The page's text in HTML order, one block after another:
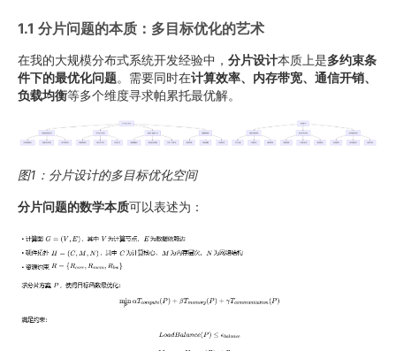
1.1 分片问题的本质：多目标优化的艺术
在我的大规模分布式系统开发经验中， 分片设计本质上是多约束条
件下的最优化问题。需要同时在计算效率、内存带宽、通信开销、
负载均衡等多个维度寻求帕累托最优解。
图1：分片设计的多目标优化空间
分片问题的数学本质可以表述为：